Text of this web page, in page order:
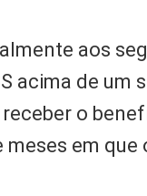
aos
acima de um
o
em